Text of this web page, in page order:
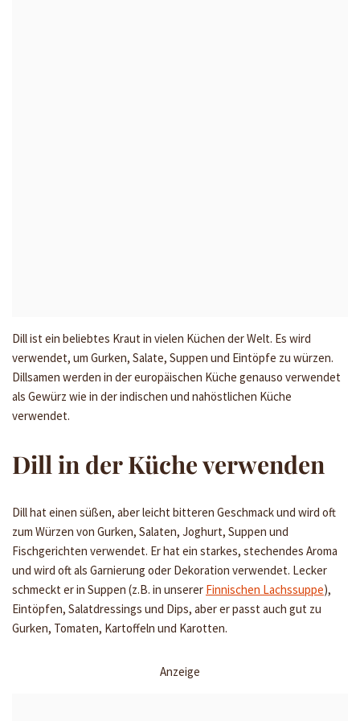
Dill ist ein beliebtes Kraut in vielen Küchen der Welt. Es wird
verwendet, um Gurken, Salate, Suppen und Eintöpfe zu würzen.
Dillsamen werden in der europäischen Küche genauso verwendet
als Gewürz wie in der indischen und nahöstlichen Küche
verwendet.
Dill in der Küche verwenden
Dill hat einen süßen, aber leicht bitteren Geschmack und wird oft
zum Würzen von Gurken, Salaten, Joghurt, Suppen und
Fischgerichten verwendet. Er hat ein starkes, stechendes Aroma
und wird oft als Garnierung oder Dekoration verwendet. Lecker
schmeckt er in Suppen (z.B. in unserer Finnischen Lachssuppe),
Eintöpfen, Salatdressings und Dips, aber er passt auch gut zu
Gurken, Tomaten, Kartoffeln und Karotten.
Anzeige